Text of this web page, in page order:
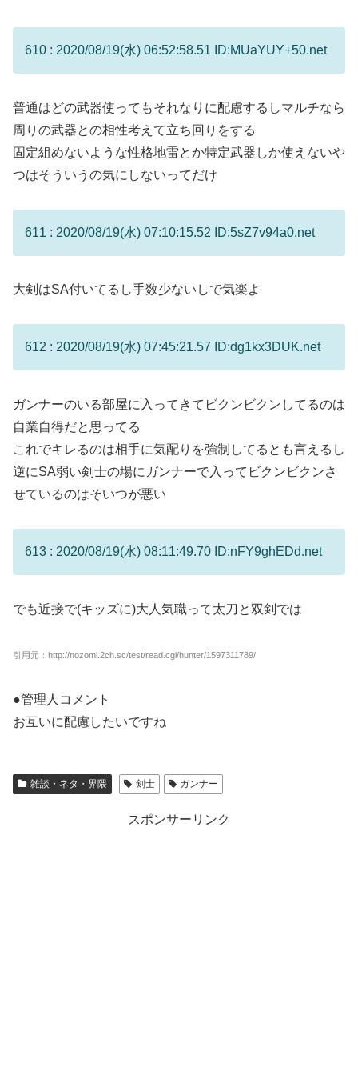
610 : 2020/08/19(水) 06:52:58.51 ID:MUaYUY+50.net
普通はどの武器使ってもそれなりに配慮するしマルチなら
周りの武器との相性考えて立ち回りをする
固定組めないような性格地雷とか特定武器しか使えないや
つはそういうの気にしないってだけ
611 : 2020/08/19(水) 07:10:15.52 ID:5sZ7v94a0.net
大剣はSA付いてるし手数少ないしで気楽よ
612 : 2020/08/19(水) 07:45:21.57 ID:dg1kx3DUK.net
ガンナーのいる部屋に入ってきてビクンビクンしてるのは
自業自得だと思ってる
これでキレるのは相手に気配りを強制してるとも言えるし
逆にSA弱い剣士の場にガンナーで入ってビクンビクンさ
せているのはそいつが悪い
613 : 2020/08/19(水) 08:11:49.70 ID:nFY9ghEDd.net
でも近接で(キッズに)大人気職って太刀と双剣では
引用元：http://nozomi.2ch.sc/test/read.cgi/hunter/1597311789/
●管理人コメント
お互いに配慮したいですね
雑談・ネタ・界隈 剣士 ガンナー
スポンサーリンク